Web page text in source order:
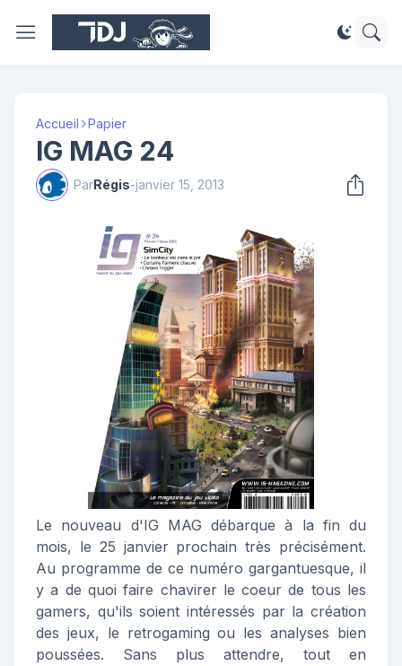
Accueil Papier
IG MAG 24
ParRégis-janvier 15, 2013
Le nouveau d'IG MAG débarque à la fin du
mois, le 25 janvier prochain très précisément.
Au programme de ce numéro gargantuesque, il
y a de quoi faire chavirer le coeur de tous les
gamers, qu'ils soient intéressés par la création
des jeux, le retrogaming ou les analyses bien
poussées. Sans plus attendre, tout en